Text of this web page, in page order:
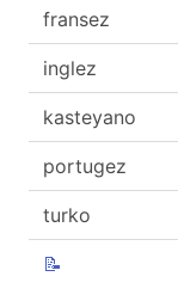
fransez
inglez
kasteyano
portugez
turko
📝